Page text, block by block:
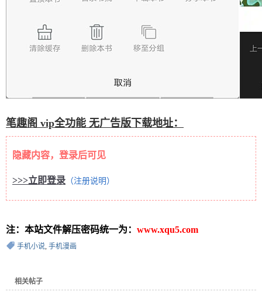
笔趣阁 vip全功能 无广告版下载地址：
隐藏内容，登录后可见
>>>立即登录 （注册说明）
注：本站文件解压密码统一为： www.xqu5.com
手机小说, 手机漫画
相关帖子